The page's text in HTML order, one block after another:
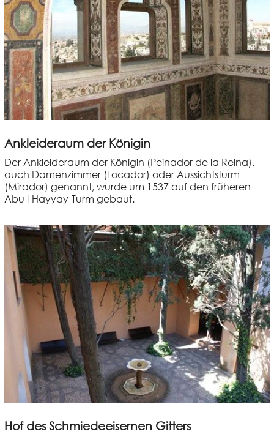
Ankleideraum der Königin
Der Ankleideraum der Königin (Peinador de la Reina),
auch Damenzimmer (Tocador) oder Aussichtsturm
(Mirador) genannt, wurde um 1537 auf den früheren
Abu l-Hayyay-Turm gebaut.
Hof des Schmiedeeisernen Gitters